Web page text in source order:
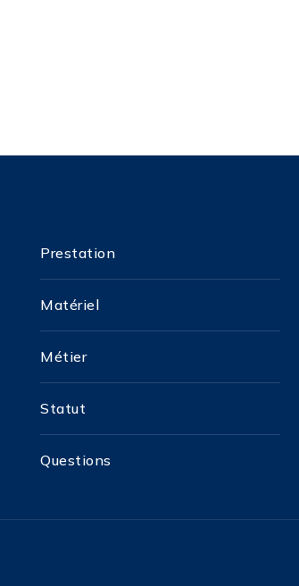
Prestation
Matériel
Métier
Statut
Questions